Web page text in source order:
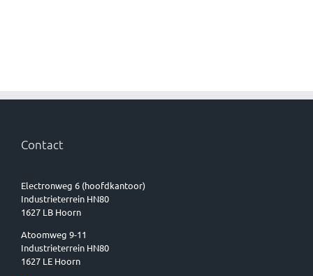
Contact
Electronweg 6 (hoofdkantoor)
Industrieterrein HN80
1627 LB Hoorn
Atoomweg 9-11
Industrieterrein HN80
1627 LE Hoorn